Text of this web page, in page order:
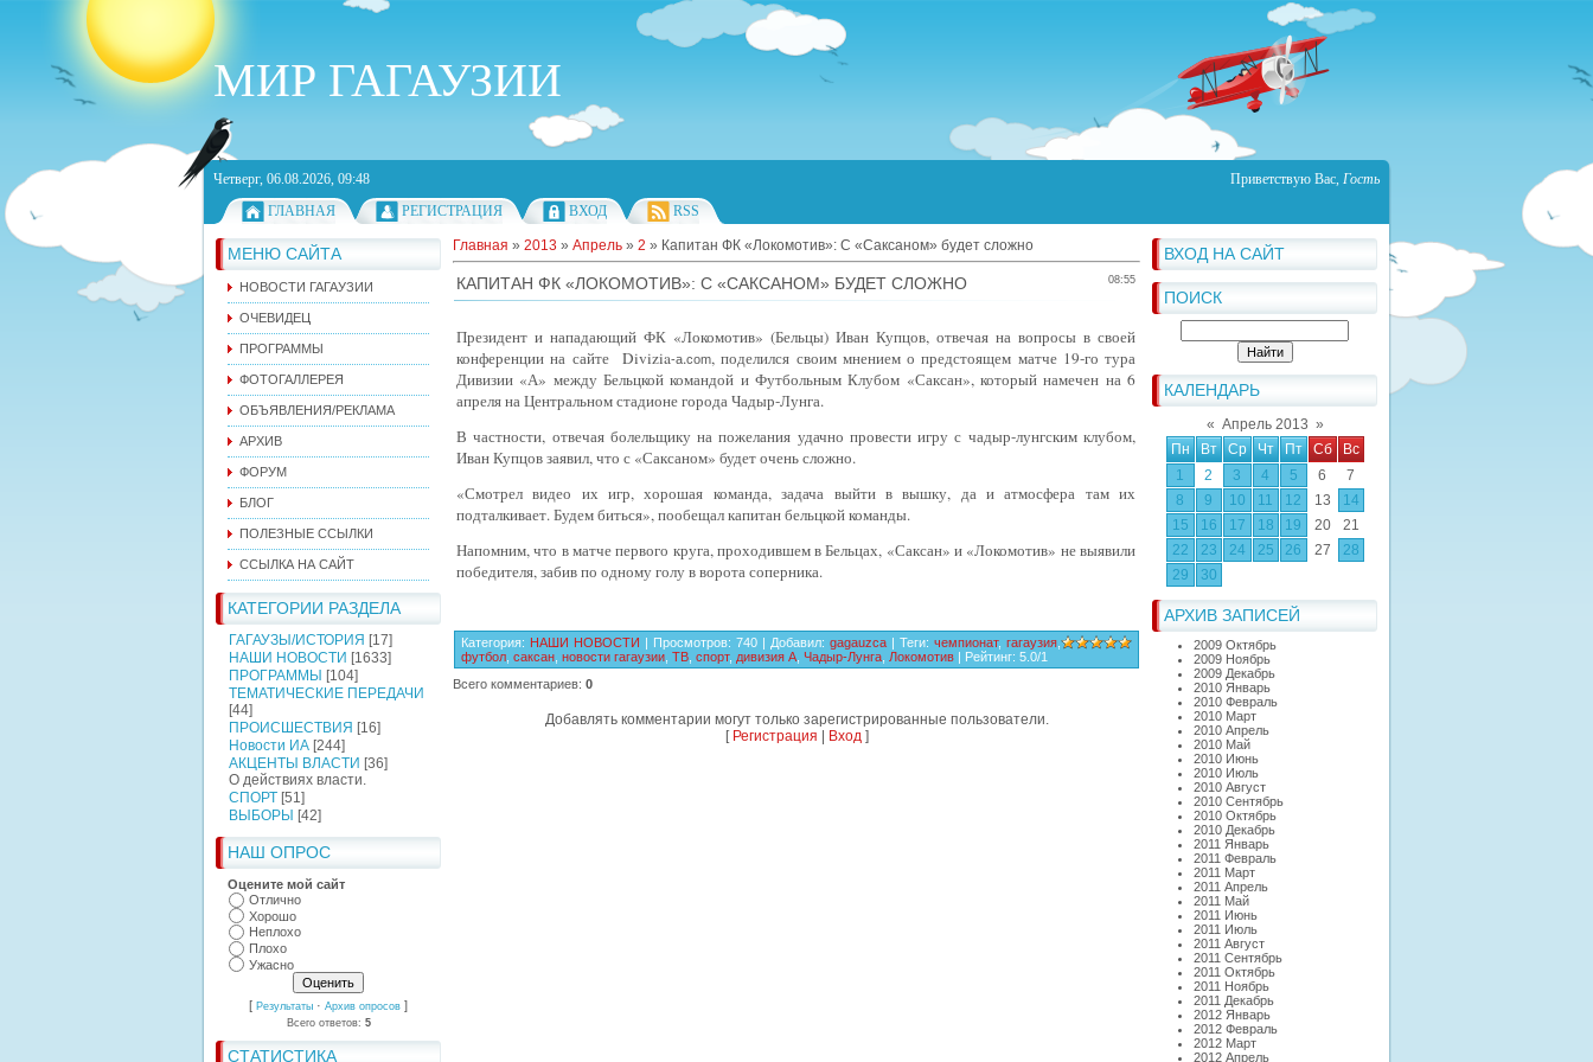
МИР ГАГАУЗИИ
Четверг, 06.08.2026, 09:48 Приветствую Вас, Гость
ГЛАВНАЯ
РЕГИСТРАЦИЯ ВХОД RSS
МЕНЮ САЙТА
НОВОСТИ ГАГАУЗИИ
ОЧЕВИДЕЦ
ПРОГРАММЫ
ФОТОГАЛЛЕРЕЯ
ОБЪЯВЛЕНИЯ/РЕКЛАМА
АРХИВ
ФОРУМ
БЛОГ
ПОЛЕЗНЫЕ ССЫЛКИ
ССЫЛКА НА САЙТ
КАТЕГОРИИ РАЗДЕЛА
ГАГАУЗЫ/ИСТОРИЯ [17]
НАШИ НОВОСТИ [1633]
ПРОГРАММЫ [104]
ТЕМАТИЧЕСКИЕ ПЕРЕДАЧИ
[44]
ПРОИСШЕСТВИЯ [16]
Новости ИА [244]
АКЦЕНТЫ ВЛАСТИ [36]
О действиях власти.
СПОРТ [51]
ВЫБОРЫ [42]
НАШ ОПРОС
Оцените мой сайт
Отлично
Хорошо
Неплохо
Плохо
Ужасно
[ Результаты · Архив опросов ]
Всего ответов: 5
СТАТИСТИКА
ВХОД НА САЙТ
ПОИСК
КАЛЕНДАРЬ
« Апрель 2013 »
Пн
Вт Ср Чт Пт Сб
Вс
1
2 3 4 5 6
7
8
9 10 11 12 13
14
15
16 17 18 19 20
21
22
23 24 25 26 27
28
29
30
АРХИВ ЗАПИСЕЙ
2009 Октябрь
2009 Ноябрь
2009 Декабрь
2010 Январь
2010 Февраль
2010 Март
2010 Апрель
2010 Май
2010 Июнь
2010 Июль
2010 Август
2010 Сентябрь
2010 Октябрь
2010 Декабрь
2011 Январь
2011 Февраль
2011 Март
2011 Апрель
2011 Май
2011 Июнь
2011 Июль
2011 Август
2011 Сентябрь
2011 Октябрь
2011 Ноябрь
2011 Декабрь
2012 Январь
2012 Февраль
2012 Март
2012 Апрель
Главная » 2013 » Апрель » 2 » Капитан ФК «Локомотив»: С «Саксаном» будет сложно
08:55
КАПИТАН ФК «ЛОКОМОТИВ»: С «САКСАНОМ» БУДЕТ СЛОЖНО
Президент и нападающий ФК «Локомотив» (Бельцы) Иван Купцов, отвечая на вопросы в своей
конференции на сайте
Divizia-a.com, поделился своим мнением о предстоящем матче 19-го тура
Дивизии «А» между Бельцкой командой и Футбольным Клубом «Саксан», который намечен на 6
апреля на Центральном стадионе города Чадыр-Лунга.
В частности, отвечая болельщику на пожелания удачно провести игру с чадыр-лунгским клубом,
Иван Купцов заявил, что с «Саксаном» будет очень сложно.
«Смотрел видео их игр, хорошая команда, задача выйти в вышку, да и атмосфера там их
подталкивает. Будем биться», пообещал капитан бельцкой команды.
Напомним, что в матче первого круга, проходившем в Бельцах, «Саксан» и «Локомотив» не выявили
победителя, забив по одному голу в ворота соперника.
Категория: НАШИ НОВОСТИ | Просмотров: 740 | Добавил: gagauzca | Теги: чемпионат, гагаузия
футбол саксан новости гагаузии ТВ спорт, дивизия А Чадыр-Лунга Локомотив | Рейтинг: 5.0/1
Всего комментариев: 0
Добавлять комментарии могут только зарегистрированные пользователи.
[ Регистрация Вход]